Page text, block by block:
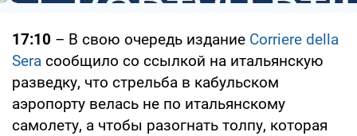
17:10 – В свою очередь издание Corriere della
Sera сообщило со ссылкой на итальянскую
разведку, что стрельба в кабульском
аэропорту велась не по итальянскому
самолету, а чтобы разогнать толпу, которая